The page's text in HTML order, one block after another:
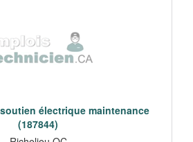
électrique maintenance
(187844)